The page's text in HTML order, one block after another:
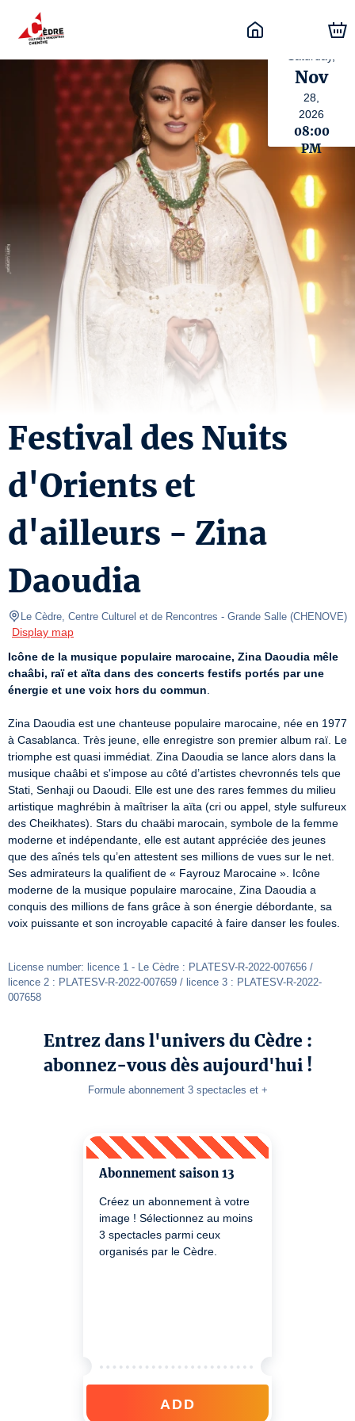
Nov
28,
2026
08:00
PM
Festival des Nuits
d'Orients et
d'ailleurs - Zina
Daoudia
Le Cèdre, Centre Culturel et de Rencontres - Grande Salle (CHENOVE)
Display map
Icône de la musique populaire marocaine, Zina Daoudia mêle
chaâbi, raï et aïta dans des concerts festifs portés par une
énergie et une voix hors du commun
Zina Daoudia est une chanteuse populaire marocaine, née en 1977
à Casablanca. Très jeune, elle enregistre son premier album raï. Le
triomphe est quasi immédiat. Zina Daoudia se lance alors dans la
musique chaâbi et s'impose au côté d’artistes chevronnés tels que
Stati, Senhaji ou Daoudi. Elle est une des rares femmes du milieu
artistique maghrébin à maîtriser la aïta (cri ou appel, style sulfureux
des Cheikhates). Stars du chaäbi marocain, symbole de la femme
moderne et indépendante, elle est autant appréciée des jeunes
que des aînés tels qu’en attestent ses millions de vues sur le net.
Ses admirateurs la qualifient de « Fayrouz Marocaine ». Icône
moderne de la musique populaire marocaine, Zina Daoudia a
conquis des millions de fans grâce à son énergie débordante, sa
voix puissante et son incroyable capacité à faire danser les foules.
License number: licence 1 - Le Cèdre : PLATESV-R-2022-007656 /
licence 2 : PLATESV-R-2022-007659 / licence 3 : PLATESV-R-2022-
007658
Entrez dans l'univers du Cèdre :
abonnez-vous dès aujourd'hui !
Formule abonnement 3 spectacles et +
Abonnement saison 13
Créez un abonnement à votre
image ! Sélectionnez au moins
3 spectacles parmi ceux
organisés par le Cèdre.
ADD